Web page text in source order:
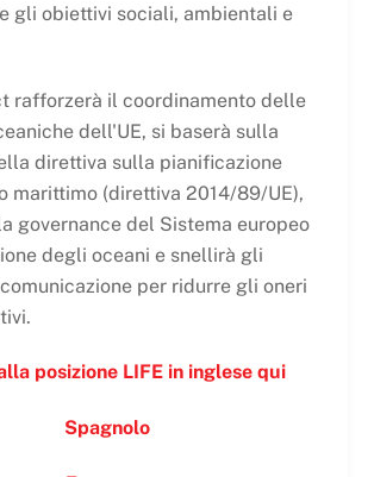
gli obiettivi sociali, ambientali e
rafforzerà il coordinamento delle
dell'UE, si baserà sulla
direttiva sulla pianificazione
marittimo (direttiva 2014/89/UE),
governance del Sistema europeo
degli oceani e snellirà gli
per ridurre gli oneri
posizione LIFE in inglese qui
Spagnolo